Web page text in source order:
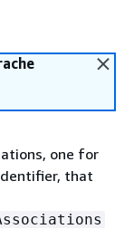
one for
that